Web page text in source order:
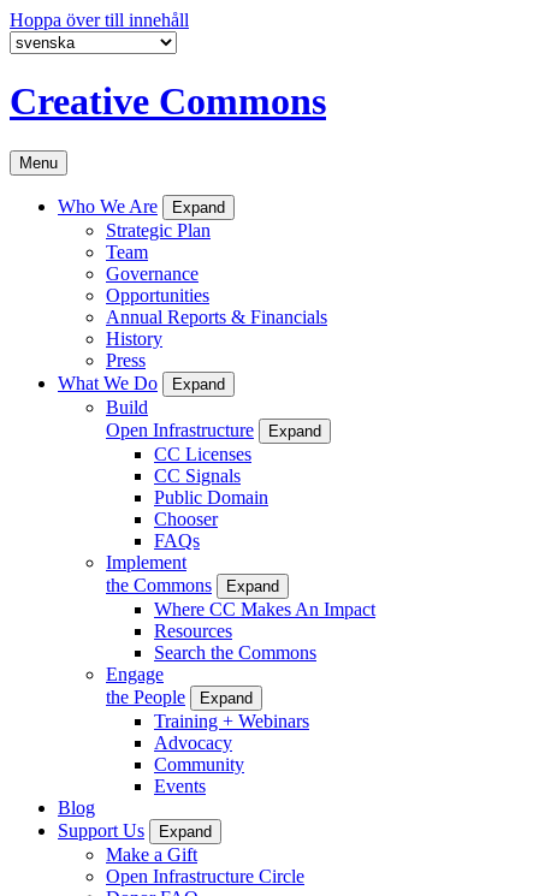
Hoppa över till innehåll
Creative Commons
Menu
Who We Are Expand
Strategic Plan
Team
Governance
Opportunities
Annual Reports & Financials
History
Press
What We Do
Expand
Build
Open Infrastructure
Expand
CC Licenses
CC Signals
Public Domain
Chooser
FAQs
Implement
the Commons
Expand
Where CC Makes An Impact
Resources
Search the Commons
Engage
the People
Expand
Training + Webinars
Advocacy
Community
Events
Blog
Support Us
Expand
Make a Gift
Open Infrastructure Circle